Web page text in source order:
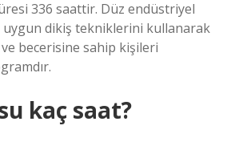
336 saattir. Düz endüstriyel
uygun dikiş tekniklerini kullanarak
becerisine sahip kişileri
kaç saat?